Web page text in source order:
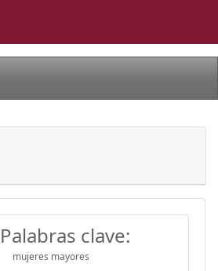
Palabras clave:
mujeres mayores